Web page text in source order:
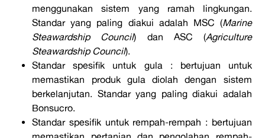
menggunakan sistem yang ramah lingkungan.
Standar yang paling diakui adalah MSC (Marine
Steawardship Council) dan ASC (Agriculture
Steawardship Council).
Standar spesifik untuk gula : bertujuan untuk
memastikan produk gula diolah dengan sistem
berkelanjutan. Standar yang paling diakui adalah
Bonsucro.
Standar spesifik untuk rempah-rempah : bertujuan